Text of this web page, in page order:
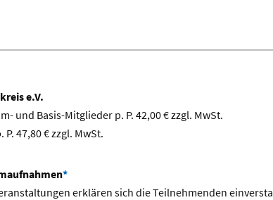
e.V.
und Basis-Mitglieder p. P. 42,00 € zzgl. MwSt.
47,80 € zzgl. MwSt.
*
erklären sich die Teilnehmenden